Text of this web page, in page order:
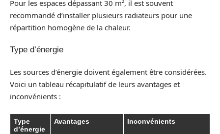
Pour les espaces dépassant 30 m², il est souvent
recommandé d’installer plusieurs radiateurs pour une
répartition homogène de la chaleur.
Type d’énergie
Les sources d’énergie doivent également être considérées.
Voici un tableau récapitulatif de leurs avantages et
inconvénients :
Type
d’énergie
Avantages Inconvénients